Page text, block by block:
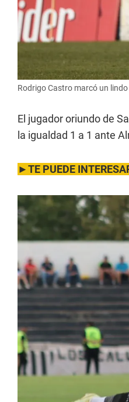
Rodrigo Castro marcó un
El jugador oriundo de
la igualdad 1 a 1 ante
►TE PUEDE